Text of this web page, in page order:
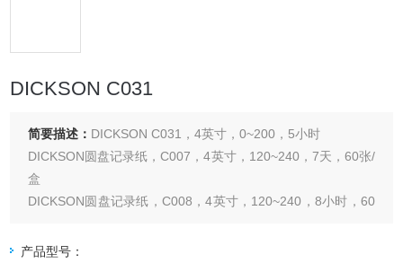
DICKSON C031
简要描述： DICKSON C031，4英寸，0~200，5小时
DICKSON圆盘记录纸，C007，4英寸，120~240，7天，60张/
盒
DICKSON圆盘记录纸，C008，4英寸，120~240，8小时，60
DICKSON圆盘记录纸，C009，4英寸，120~240，24小时，
产品型号：